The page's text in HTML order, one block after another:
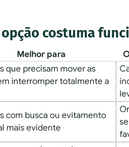
opção costuma
Melhor para
que precisam mover as
interromper totalmente a
com busca ou evitamento
mais evidente